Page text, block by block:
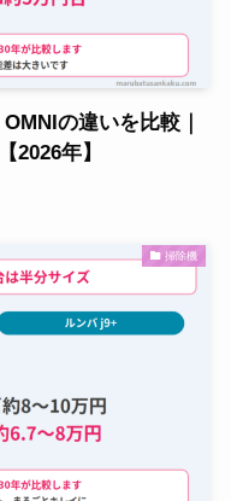
の違いを比較｜
2026年】
掃除機